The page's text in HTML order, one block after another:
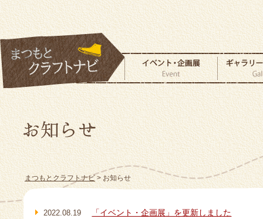
まつもとクラフトナビ>お知らせ
2022.08.19 「イベント・企画展」を更新しました